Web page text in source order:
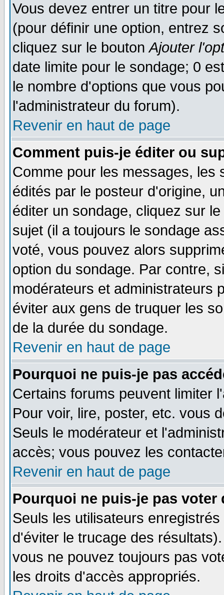
Vous devez entrer un titre pour
(pour définir une option, entrez
cliquez sur le boutonAjouter
date limite pour le sondage; 0
le nombre d'options que vous
l'administrateur du forum).
Revenir en haut de page
Comment puis-je éditer ou
Comme pour les messages, les
édités par le posteur d'origine,
éditer un sondage, cliquez sur
sujet (il a toujours le sondage
voté, vous pouvez alors
option du sondage. Par contre,
modérateurs et administrateurs
éviter aux gens de truquer les
de la durée du sondage.
Revenir en haut de page
Pourquoi ne puis-je pas
Certains forums peuvent limiter
Pour voir, lire, poster, etc. vous
Seuls le modérateur et
accès; vous pouvez les
Revenir en haut de page
Pourquoi ne puis-je pas voter
Seuls les utilisateurs
d'éviter le trucage des
vous ne pouvez toujours pas
les droits d'accès appropriés.